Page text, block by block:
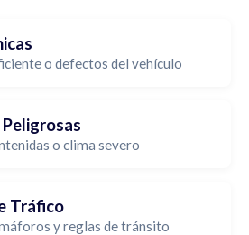
o defectos del vehículo
o clima severo
Tráfico
y reglas de tránsito